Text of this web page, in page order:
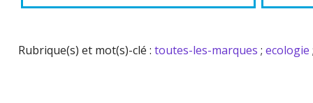
Rubrique(s) et mot(s)-clé :toutes-les-marques ;ecologie